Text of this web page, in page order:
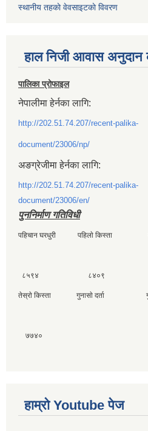
स्थानीय तहकाे वेवसाइटकाे विवरण
हाल निजी आवास अनुदान
पालिका प्रोफाइल
नेपालीमा हेर्नका लागि:
http://202.51.74.207/recent-palika-
document/23006/np/
अङग्रेजीमा हेर्नका लागि:
http://202.51.74.207/recent-palika-
document/23006/en/
पुननिर्माण गतिविधी
पहिचान घरधुरी पहिलाे किस्ता
८५९४ ८४०९
तेस्राे किस्ता गुनासाे दर्ता
७७४०
हाम्राे Youtube पेज